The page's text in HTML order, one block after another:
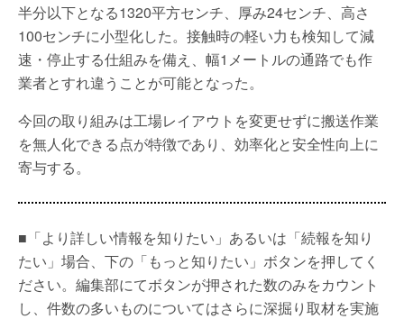
半分以下となる1320平方センチ、厚み24センチ、高さ
100センチに小型化した。接触時の軽い力も検知して減
速・停止する仕組みを備え、幅1メートルの通路でも作
業者とすれ違うことが可能となった。
今回の取り組みは工場レイアウトを変更せずに搬送作業
を無人化できる点が特徴であり、効率化と安全性向上に
寄与する。
■「より詳しい情報を知りたい」あるいは「続報を知り
たい」場合、下の「もっと知りたい」ボタンを押してく
ださい。編集部にてボタンが押された数のみをカウント
し、件数の多いものについてはさらに深掘り取材を実施